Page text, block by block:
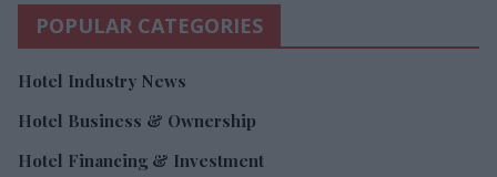
POPULAR CATEGORIES
Hotel Industry News
Hotel Business & Ownership
Hotel Financing & Investment